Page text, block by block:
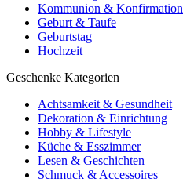
Kommunion & Konfirmation
Geburt & Taufe
Geburtstag
Hochzeit
Geschenke Kategorien
Achtsamkeit & Gesundheit
Dekoration & Einrichtung
Hobby & Lifestyle
Küche & Esszimmer
Lesen & Geschichten
Schmuck & Accessoires